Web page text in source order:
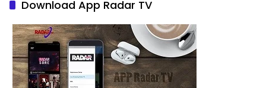
Download App Radar TV